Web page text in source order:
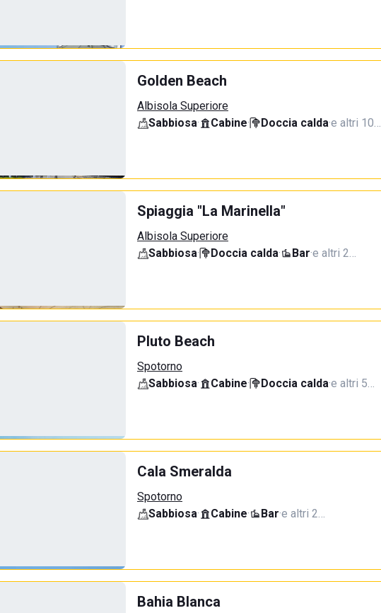
Golden Beach
Albisola Superiore
Sabbiosa· Cabine· Doccia calda·e altri 10…
Spiaggia "La Marinella"
Albisola Superiore
Sabbiosa· Doccia calda· Bar·e altri 2…
Pluto Beach
Spotorno
Sabbiosa· Cabine· Doccia calda·e altri 5…
Cala Smeralda
Spotorno
Sabbiosa· Cabine· Bar·e altri 2…
Bahia Blanca